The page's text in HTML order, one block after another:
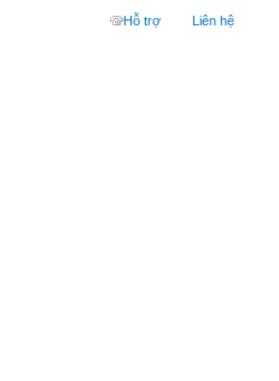
Hỗ trợ Liên hệ